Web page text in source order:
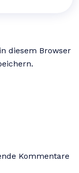
diesem Browser
Kommentare